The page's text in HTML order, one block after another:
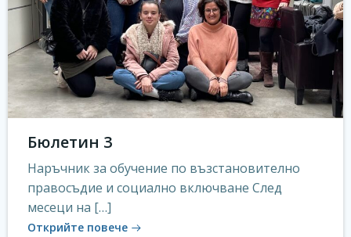
Бюлетин 3
Наръчник за обучение по възстановително
правосъдие и социално включване След
месеци на […]
Открийте повече